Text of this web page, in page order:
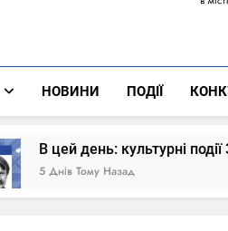
Культура
НОВИНИ ПОДІЇ
3 серпня – що сталось